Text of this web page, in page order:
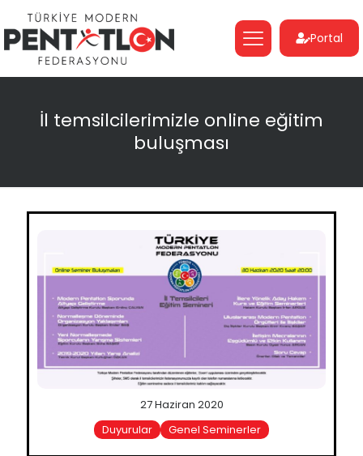
Portal
İl temsilcilerimizle online eğitim
buluşması
27 Haziran 2020
Duyurular
Genel Seminerler